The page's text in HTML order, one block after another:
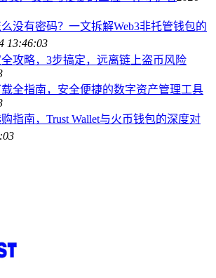
没有密码？一文拆解Web3非托管钱包的
13:46:03
攻略，3步搞定，远离链上盗币风险
全指南，安全便捷的数字资产管理工具
指南，Trust Wallet与火币钱包的深度对